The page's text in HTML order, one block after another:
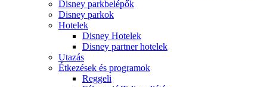
Disney parkbelépők
Disney parkok
Hotelek
Disney Hotelek
Disney partner hotelek
Utazás
Étkezések és programok
Reggeli